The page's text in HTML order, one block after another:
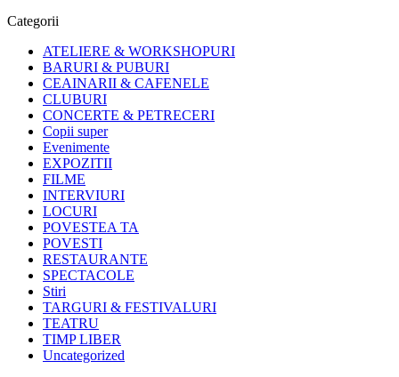
Categorii
ATELIERE & WORKSHOPURI
BARURI & PUBURI
CEAINARII & CAFENELE
CLUBURI
CONCERTE & PETRECERI
Copii super
Evenimente
EXPOZITII
FILME
INTERVIURI
LOCURI
POVESTEA TA
POVESTI
RESTAURANTE
SPECTACOLE
Stiri
TARGURI & FESTIVALURI
TEATRU
TIMP LIBER
Uncategorized